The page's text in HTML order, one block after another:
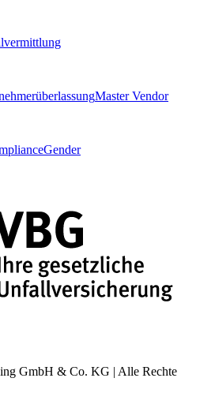
Master Vendor
Gender
GmbH & Co. KG | Alle Rechte